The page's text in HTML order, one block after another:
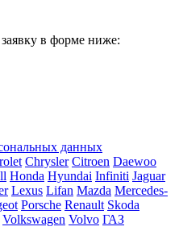
заявку в форме ниже:
данных
Chrysler Citroen Daewoo
Honda Hyundai Infiniti Jaguar
Lexus Lifan Mazda Mercedes-
Porsche Renault Skoda
Volkswagen Volvo ГАЗ